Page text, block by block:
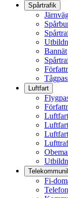
Spårtrafik
Bannät
Luftfart
Fi-